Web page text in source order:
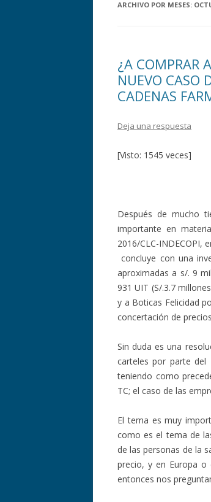
ARCHIVO POR MESES:
¿A COMPRAR
NUEVO CASO
CADENAS
Deja una respuesta
[Visto: 1545 veces]
Después de mucho
importante en
2016/CLC-INDECOPI,
concluye con una
aproximadas a s/. 9
931 UIT (S/.3.7
y a Boticas Felicidad
concertación de
Sin duda es una
carteles por parte del
teniendo como
TC; el caso de las
El tema es muy
como es el tema de
de las personas de la
precio, y en Europa o
entonces nos